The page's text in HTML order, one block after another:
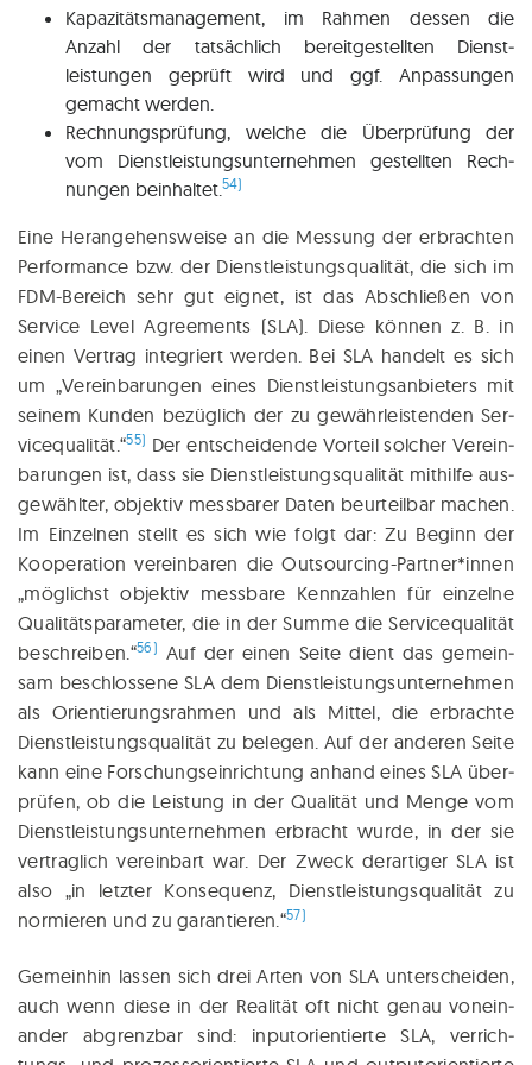
Kapa­zi­täts­ma­nage­ment, im Rah­men des­sen die
Anzahl der tat­säch­lich bereit­ge­stell­ten Dienst­
leistungen geprüft wird und ggf. Anpas­sun­gen
gemacht werden.
Rech­nungs­prü­fung, wel­che die Über­prü­fung der
vom Dienst­leis­tungs­un­ter­neh­men gestell­ten Rech­
nun­gen beinhal­tet.54)
Eine Her­an­ge­hens­wei­se an die Mes­sung der erbrach­ten
Per­for­mance bzw. der Dienst­leis­tungs­qua­li­tät, die sich im
FDM-Bereich sehr gut eig­net, ist das Abschlie­ßen von
Ser­vice Level Agree­ments (SLA). Die­se kön­nen z. B. in
einen Ver­trag inte­griert wer­den. Bei SLA han­delt es sich
um „Ver­ein­ba­run­gen eines Dienst­leistungsanbieters mit
sei­nem Kun­den bezüg­lich der zu gewähr­leis­ten­den Ser­
vice­qua­li­tät.“55) Der entschei­dende Vor­teil sol­cher Ver­ein­
ba­run­gen ist, dass sie Dienst­leis­tungs­qua­li­tät mit­hil­fe aus­
ge­wähl­ter, objek­tiv mess­ba­rer Daten beur­teil­bar machen.
Im Ein­zel­nen stellt es sich wie folgt dar: Zu Beginn der
Koope­ra­ti­on ver­ein­ba­ren die Outsourcing-Partner*innen
„mög­lichst objek­tiv mess­ba­re Kenn­zah­len für ein­zel­ne
Quali­tätsparameter, die in der Sum­me die Ser­vice­qua­li­tät
beschrei­ben.“56) Auf der einen Sei­te dient das gemein­
sam beschlos­se­ne SLA dem Dienst­leis­tungs­un­ter­neh­men
als Ori­en­tie­rungs­rah­men und als Mit­tel, die er­brachte
Dienst­leis­tungs­qua­li­tät zu bele­gen. Auf der ande­ren Sei­te
kann eine For­schungs­ein­rich­tung anhand eines SLA über­
prü­fen, ob die Leis­tung in der Qua­li­tät und Men­ge vom
Dienst­leis­tungs­un­ter­neh­men er­bracht wur­de, in der sie
ver­trag­lich ver­ein­bart war. Der Zweck der­ar­ti­ger SLA ist
also „in letz­ter Konse­quenz, Dienst­leis­tungs­qua­li­tät zu
nor­mie­ren und zu garan­tie­ren.“57)
Gemein­hin las­sen sich drei Arten von SLA unter­schei­den,
auch wenn die­se in der Rea­li­tät oft nicht genau von­ein­
an­der abgrenz­bar sind: inpu­t­ori­en­tier­te SLA, ver­rich­